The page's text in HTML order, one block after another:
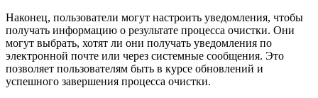
Наконец, пользователи могут настроить уведомления, чтобы
получать информацию о результате процесса очистки. Они
могут выбрать, хотят ли они получать уведомления по
электронной почте или через системные сообщения. Это
позволяет пользователям быть в курсе обновлений и
успешного завершения процесса очистки.